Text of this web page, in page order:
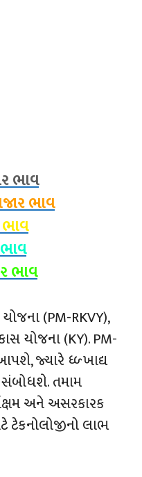
ભાવ
ભાવ
ભાવ
યોજના (PM-RKVY),
યોજના (KY). PM-
જ્યારે ધ્‍ળ્‍ ખાદ્ય
સંબોધશે. તમામ
અને અસરકારક
ટેકનોલોજીનો લાભ